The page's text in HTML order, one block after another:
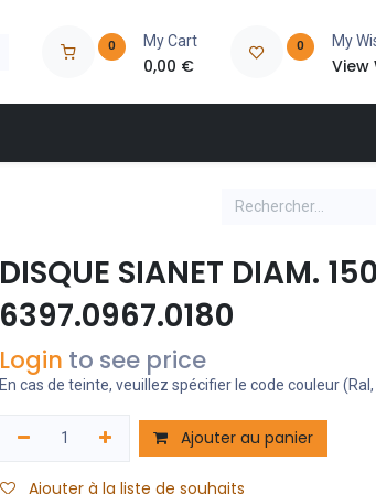
0 My Cart
0,00 €
0 My
View
DISQUE SIANET DIAM.
6397.0967.0180
Login to see price
En cas de teinte, veuillez spécifier le code couleur (Ral,
Ajouter au panier
Ajouter à la liste de souhaits